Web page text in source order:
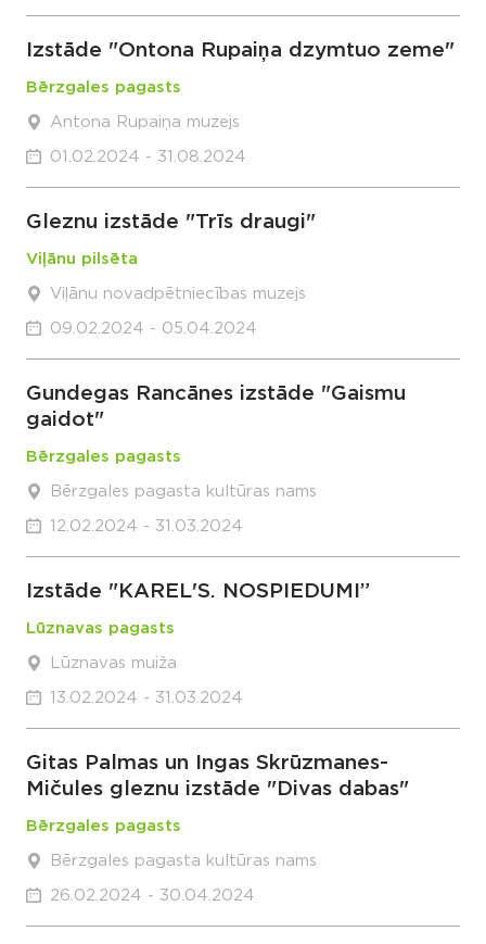
Izstāde "Ontona Rupaiņa dzymtuo zeme"
Bērzgales pagasts
Antona Rupaiņa muzejs
01.02.2024 - 31.08.2024
Gleznu izstāde "Trīs draugi"
Viļānu pilsēta
Viļānu novadpētniecības muzejs
09.02.2024 - 05.04.2024
Gundegas Rancānes izstāde "Gaismu
gaidot"
Bērzgales pagasts
Bērzgales pagasta kultūras nams
12.02.2024 - 31.03.2024
Izstāde "KAREL'S. NOSPIEDUMI”
Lūznavas pagasts
Lūznavas muiža
13.02.2024 - 31.03.2024
Gitas Palmas un Ingas Skrūzmanes-
Mičules gleznu izstāde "Divas dabas"
Bērzgales pagasts
Bērzgales pagasta kultūras nams
26.02.2024 - 30.04.2024